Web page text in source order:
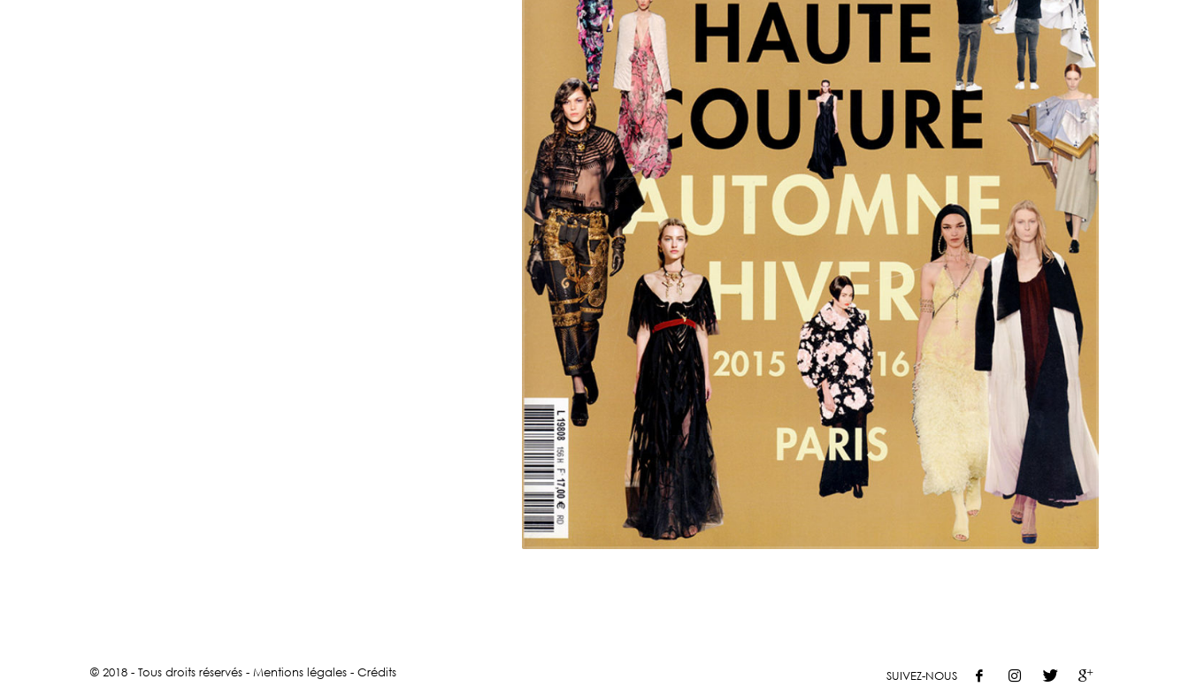
SUIVEZ-NOUS
© 2018 - Tous droits réservés - Mentions légales - Crédits